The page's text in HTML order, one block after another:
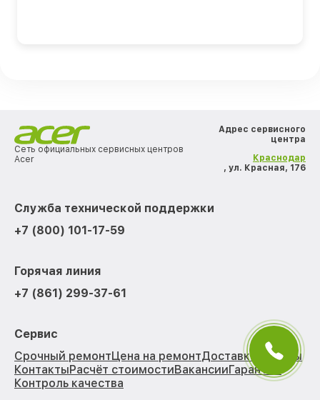
Сеть официальных сервисных центров
Acer
Адрес сервисного
центра
Краснодар
, ул. Красная, 176
Служба технической поддержки
+7 (800) 101-17-59
Горячая линия
+7 (861) 299-37-61
Сервис
Срочный ремонтЦена на ремонтДоставка
Отзывы
КонтактыРасчёт стоимостиВакансииГарантии
Контроль качества